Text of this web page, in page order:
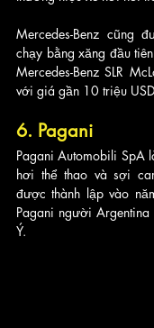
Mercedes-Benz cũng
chạy bằng xăng đầu
Mercedes-Benz SLR
với giá gần 10 triệu
6. Pagani
Pagani Automobili SpA
hơi thể thao và sợi
được thành lập vào
Pagani người
Ý.